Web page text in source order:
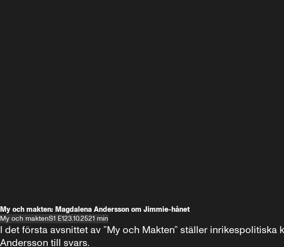
My och makten: Magdalena Andersson om Jimmie-hånet
My och maktenS1 E123.10.2521 min
I det första avsnittet av ”My och Makten” ställer
Andersson till svars.